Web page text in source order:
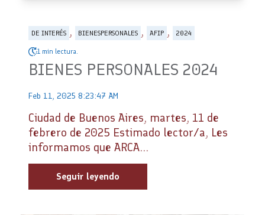
DE INTERÉS , BIENESPERSONALES , AFIP , 2024
1 min lectura.
BIENES PERSONALES 2024
Feb 11, 2025 8:23:47 AM
Ciudad de Buenos Aires, martes, 11 de
febrero de 2025 Estimado lector/a, Les
informamos que ARCA...
Seguir leyendo